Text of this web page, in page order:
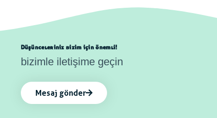
Düşünceleriniz bizim için önemli!
bizimle iletişime geçin
Mesaj gönder